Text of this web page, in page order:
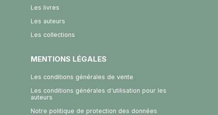
Les livres
Les auteurs
Les collections
MENTIONS LÉGALES
Les conditions générales de vente
Les conditions générales d'utilisation pour les
auteurs
Notre politique de protection des données